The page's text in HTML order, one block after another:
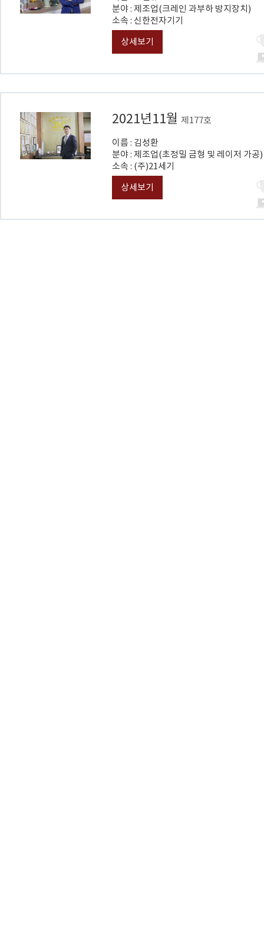
분야 : 제조업(크레인 과부하 방지장치)
소속 : 신한전자기기
상세보기
2021년11월 제177호
이름 : 김성환
분야 : 제조업(초정밀 금형 및 레이저 가공)
소속 : (주)21세기
상세보기